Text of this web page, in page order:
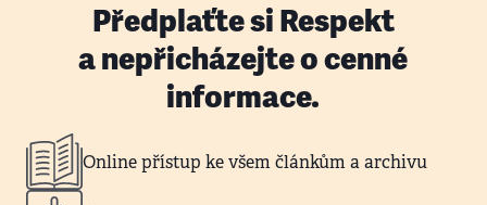
Předplaťte si Respekt
a nepřicházejte o cenné
informace.
Online přístup ke všem článkům a archivu